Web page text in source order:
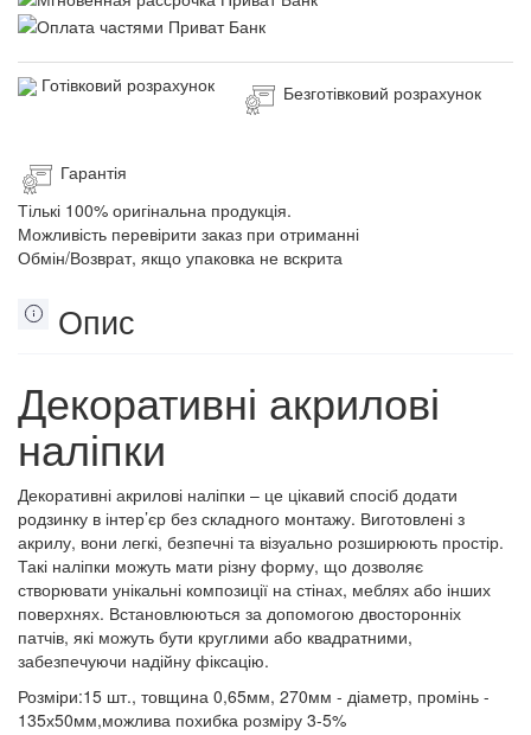
Готівковий розрахунок Безготівковий розрахунок
Гарантія
Тількі 100% оригінальна продукція.
Можливість перевірити заказ при отриманні
Обмін/Возврат, якщо упаковка не вскрита
Опис
Декоративні акрилові
наліпки
Декоративні акрилові наліпки – це цікавий спосіб додати
родзинку в інтер’єр без складного монтажу. Виготовлені з
акрилу, вони легкі, безпечні та візуально розширюють простір.
Такі наліпки можуть мати різну форму, що дозволяє
створювати унікальні композиції на стінах, меблях або інших
поверхнях. Встановлюються за допомогою двосторонніх
патчів, які можуть бути круглими або квадратними,
забезпечуючи надійну фіксацію.
Розміри:15 шт., товщина 0,65мм, 270мм - діаметр, промінь -
135х50мм,можлива похибка розміру 3-5%